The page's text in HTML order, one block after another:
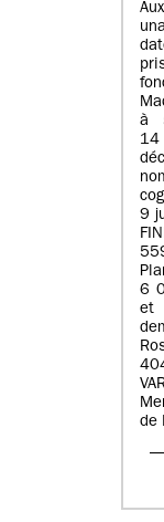
à
9
6
et
de